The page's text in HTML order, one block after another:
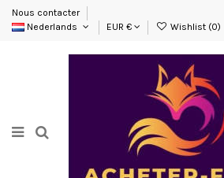
Nous contacter
Nederlands
EUR € Wishlist (0)